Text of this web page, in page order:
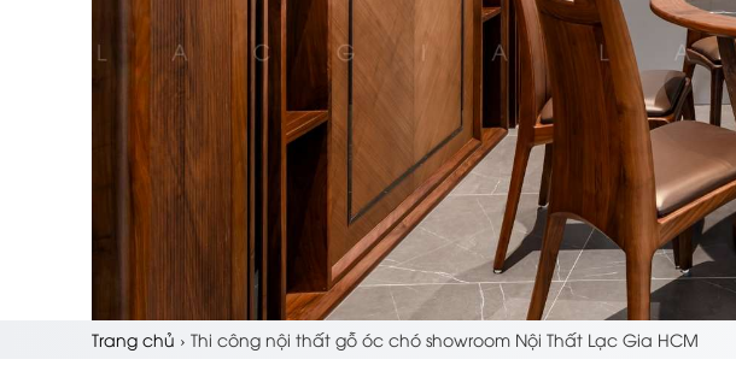
Trang chủ › Thi công nội thất gỗ óc chó showroom Nội Thất Lạc Gia HCM